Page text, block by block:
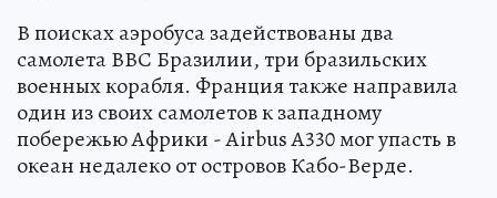
В поисках аэробуса задействованы два
самолета ВВС Бразилии, три бразильских
военных корабля. Франция также направила
один из своих самолетов к западному
побережью Африки - Airbus A330 мог упасть в
океан недалеко от островов Кабо-Верде.